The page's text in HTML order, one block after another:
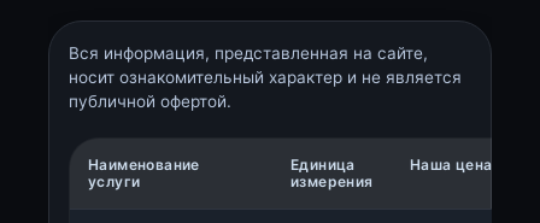
Вся информация, представленная на сайте,
носит ознакомительный характер и не является
публичной офертой.
Наименование
услуги
Единица
измерения
Наша цена